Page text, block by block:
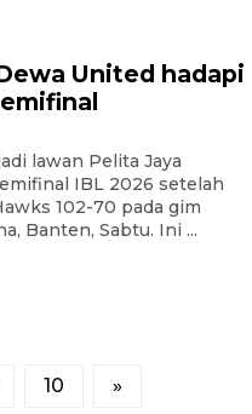
United hadapi
lawan Pelita Jaya
IBL 2026 setelah
102-70 pada gim
Banten, Sabtu. Ini ...
10 »
rupa karya
13:03 WIB